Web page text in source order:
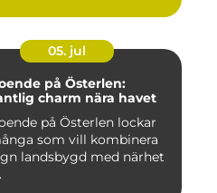
05. jul
på Österlen:
charm nära havet
på Österlen lockar
som vill kombinera
landsbygd med närhet